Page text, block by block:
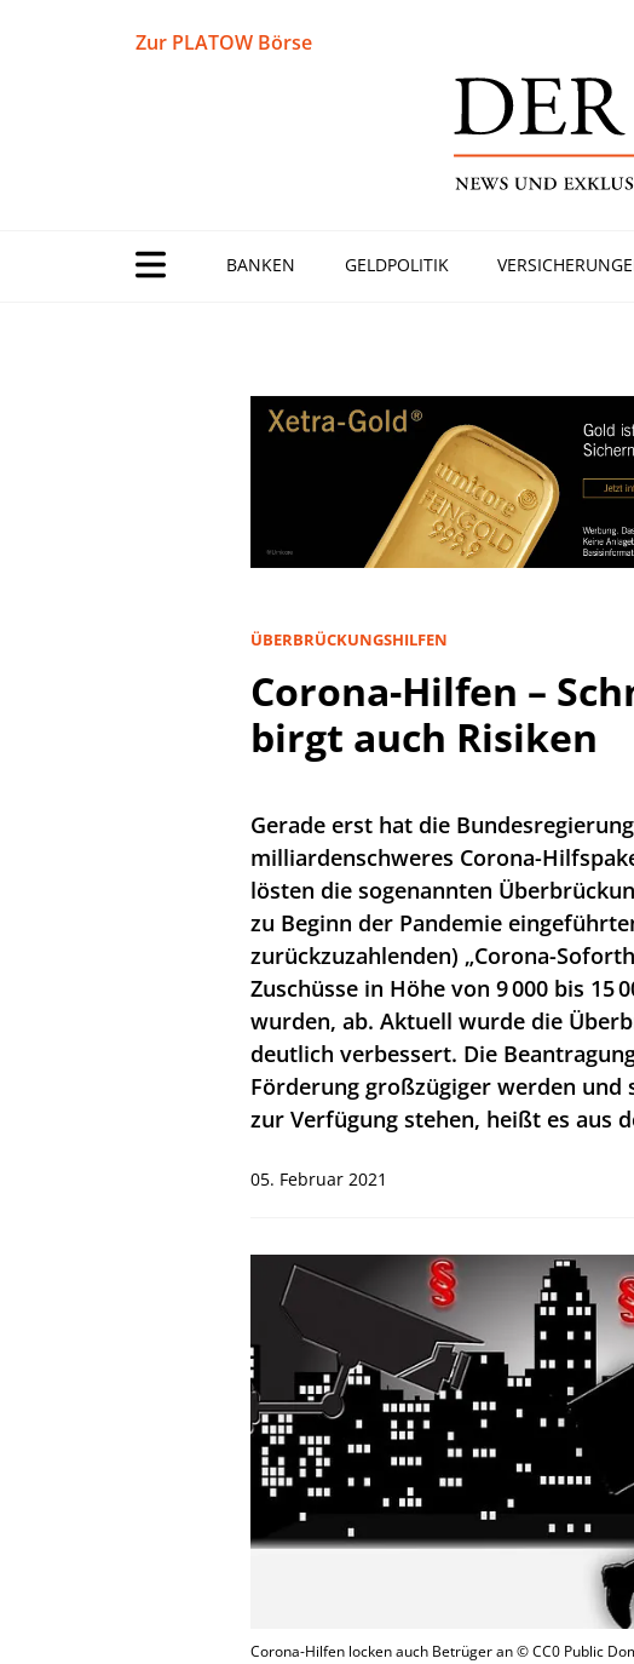
Zur PLATOW Börse
BANKEN GELDPOLITIK
ÜBERBRÜCKUNGSHILFEN
Corona-Hilfen –
birgt auch Risiken
Gerade erst hat die
milliardenschweres Corona-
lösten die sogenannten
zu Beginn der Pandemie
zurückzuzahlenden) „Corona-
Zuschüsse in Höhe von 9 000 bis 15
wurden, ab. Aktuell wurde die
deutlich verbessert. Die
Förderung großzügiger werden und
zur Verfügung stehen, heißt es aus
05. Februar 2021
Corona-Hilfen locken auch Betrüger an © CC0 Public